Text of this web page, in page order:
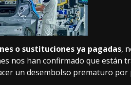
o sustituciones ya pagadas,
nos han confirmado que están
un desembolso prematuro